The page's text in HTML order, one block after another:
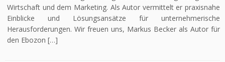
Wirtschaft und dem Marketing. Als Autor vermittelt er praxisnahe
Einblicke und Lösungsansätze für unternehmerische
Herausforderungen. Wir freuen uns, Markus Becker als Autor für
den Ebozon […]